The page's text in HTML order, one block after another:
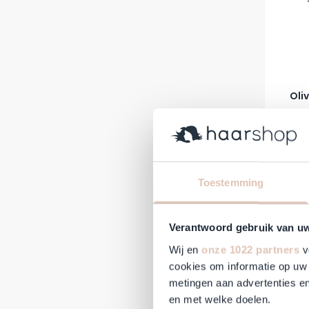
Toestemming
Verantwoord gebruik van
Wij en onze 1022 partners
cookies om informatie op
metingen aan advertenties
en met welke doelen.
22,95 €